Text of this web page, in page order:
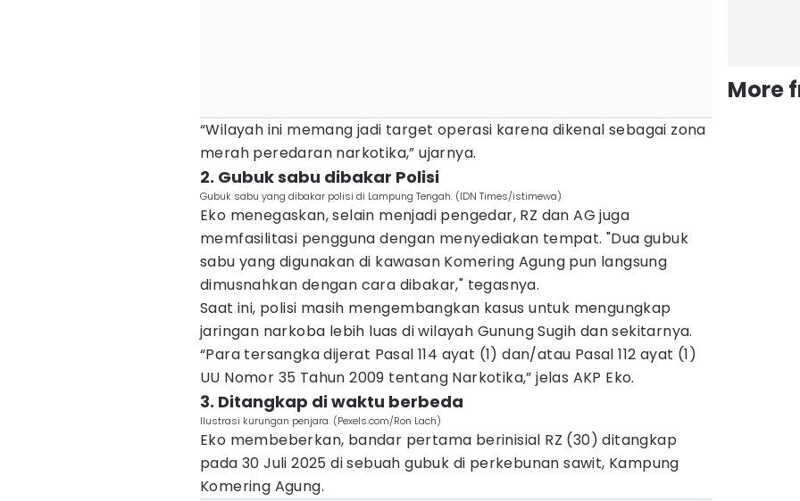
“Wilayah ini memang jadi target operasi karena dikenal sebagai zona
merah peredaran narkotika,” ujarnya.
2. Gubuk sabu dibakar Polisi
Gubuk sabu yang dibakar polisi di Lampung Tengah. (IDN Times/istimewa)
Eko menegaskan, selain menjadi pengedar, RZ dan AG juga
memfasilitasi pengguna dengan menyediakan tempat. "Dua gubuk
sabu yang digunakan di kawasan Komering Agung pun langsung
dimusnahkan dengan cara dibakar," tegasnya.
Saat ini, polisi masih mengembangkan kasus untuk mengungkap
jaringan narkoba lebih luas di wilayah Gunung Sugih dan sekitarnya.
“Para tersangka dijerat Pasal 114 ayat (1) dan/atau Pasal 112 ayat (1)
UU Nomor 35 Tahun 2009 tentang Narkotika,” jelas AKP Eko.
3. Ditangkap di waktu berbeda
Ilustrasi kurungan penjara. (Pexels.com/Ron Lach)
Eko membeberkan, bandar pertama berinisial RZ (30) ditangkap
pada 30 Juli 2025 di sebuah gubuk di perkebunan sawit, Kampung
Komering Agung.
More